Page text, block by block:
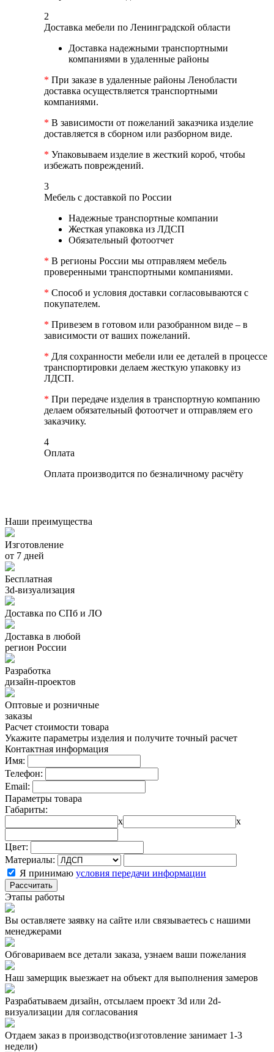
2
Доставка мебели по Ленинградской области
Доставка надежными транспортными
компаниями в удаленные районы
* При заказе в удаленные районы Ленобласти
доставка осуществляется транспортными
компаниями.
* В зависимости от пожеланий заказчика изделие
доставляется в сборном или разборном виде.
* Упаковываем изделие в жесткий короб, чтобы
избежать повреждений.
3
Мебель с доставкой по России
Надежные транспортные компании
Жесткая упаковка из ЛДСП
Обязательный фотоотчет
* В регионы России мы отправляем мебель
проверенными транспортными компаниями.
* Способ и условия доставки согласовываются с
покупателем.
* Привезем в готовом или разобранном виде – в
зависимости от ваших пожеланий.
* Для сохранности мебели или ее деталей в процессе
транспортировки делаем жесткую упаковку из
ЛДСП.
* При передаче изделия в транспортную компанию
делаем обязательный фотоотчет и отправляем его
заказчику.
4
Оплата
Оплата производится по безналичному расчёту
Наши преимущества
Изготовление
от 7 дней
Бесплатная
3d-визуализация
Доставка по СПб и ЛО
Доставка в любой
регион России
Разработка
дизайн-проектов
Оптовые и розничные
заказы
Расчет стоимости товара
Укажите параметры изделия и получите точный расчет
Контактная информация
Имя:
Телефон:
Email:
Параметры товара
Габариты:
x
x
Цвет:
Материалы:
Я принимаю условия передачи информации
Рассчитать
Этапы работы
Вы оставляете заявку на сайте или связываетесь с нашими
менеджерами
Обговариваем все детали заказа, узнаем ваши пожелания
Наш замерщик выезжает на объект для выполнения замеров
Разрабатываем дизайн, отсылаем проект 3d или 2d-
визуализации для согласования
Отдаем заказ в производство(изготовление занимает 1-3
недели)